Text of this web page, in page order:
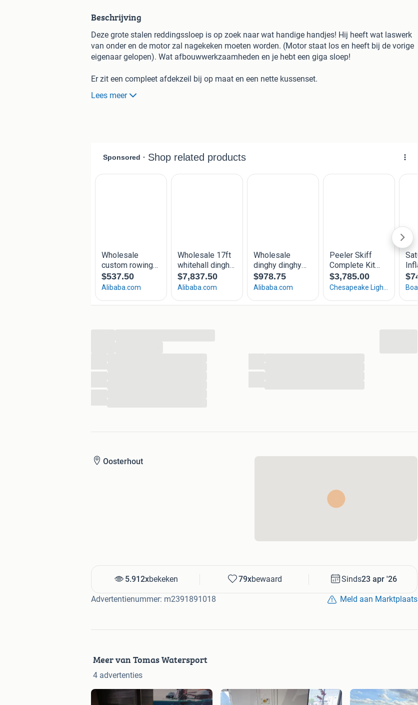
Beschrijving
Deze grote stalen reddingssloep is op zoek naar wat handige handjes! Hij heeft wat laswerk
van onder en de motor zal nagekeken moeten worden. (Motor staat los en heeft bij de vorige
eigenaar gelopen). Wat afbouwwerkzaamheden en je hebt een giga sloep!
Er zit een compleet afdekzeil bij op maat en een nette kussenset.
Geen trailer.
Transport mogelijk in overleg.
Lees meer
Oosterhout
5.912xbekeken 79xbewaard Sinds23 apr '26
Advertentienummer: m2391891018 Meld aan Marktplaats
Meer van Tomas Watersport
4 advertenties